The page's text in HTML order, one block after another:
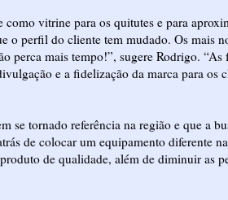
vitrine para os quitutes e para
o perfil do cliente tem mudado. Os mais
perca mais tempo!”, sugere Rodrigo.
e a fidelização da marca para os
se tornado referência na região e que a
de colocar um equipamento diferente
de qualidade, além de diminuir as